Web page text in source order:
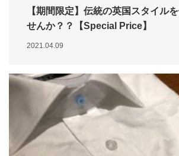
【期間限定】伝統の英国スタイル
せんか？？【Special Price】
2021.04.09